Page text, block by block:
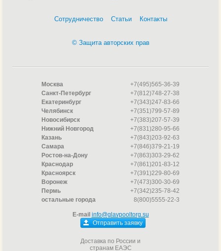
Сотрудничество Статьи Контакты
© Защита авторских прав
Москва
+7(495)565-36-39
Санкт-Петербург
+7(812)748-27-38
Екатеринбург
+7(343)247-83-66
Челябинск
+7(351)799-57-89
Новосибирск
+7(383)207-57-39
Нижний Новгород
+7(831)280-95-66
Казань
+7(843)203-92-63
Самара
+7(846)379-21-19
Ростов-на-Дону
+7(863)303-29-62
Краснодар
+7(861)201-83-12
Красноярск
+7(391)229-80-69
Воронеж
+7(473)300-30-69
Пермь
+7(342)235-78-42
остальные города
8(800)5555-22-3
E-mail info@glavpooltorg.su
Отправить заявку
Доставка по России и
странам ЕАЭС